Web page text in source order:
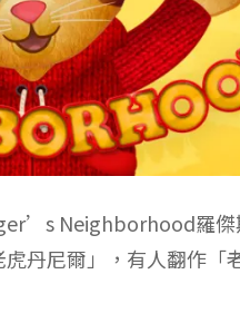
Neighborhood羅傑
丹尼爾」，有人翻作「